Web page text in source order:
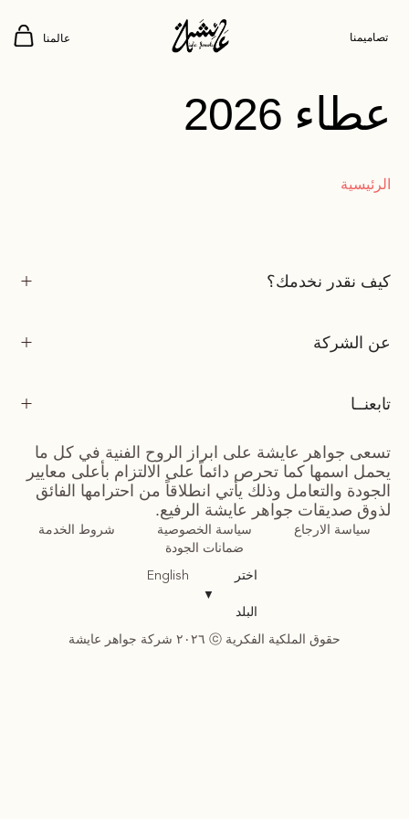
تصاميمنا عالمنا
عطاء 2026
الرئيسية
كيف نقدر نخدمك؟
عن الشركة
تابعنــا
تسعى جواهر عايشة على ابراز الروح الفنية في كل ما
يحمل اسمها كما تحرص دائماً على الالتزام بأعلى معايير
الجودة والتعامل وذلك يأتي انطلاقاً من احترامها الفائق
لذوق صديقات جواهر عايشة الرفيع.
سياسة الارجاع سياسة الخصوصية
شروط الخدمة
ضمانات الجودة
اختر
البلد
▼
English
حقوق الملكية الفكرية ⓒ ٢٠٢٦ شركة جواهر عايشة